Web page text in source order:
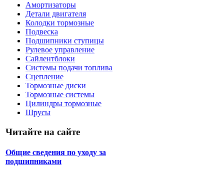
Амортизаторы
Детали двигателя
Колодки тормозные
Подвеска
Подшипники ступицы
Рулевое управление
Сайлентблоки
Системы подачи топлива
Сцепление
Тормозные диски
Тормозные системы
Цилиндры тормозные
Шрусы
Читайте на сайте
Общие сведения по уходу за
подшипниками